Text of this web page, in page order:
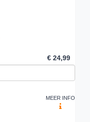
€ 24,99
MEER INFO